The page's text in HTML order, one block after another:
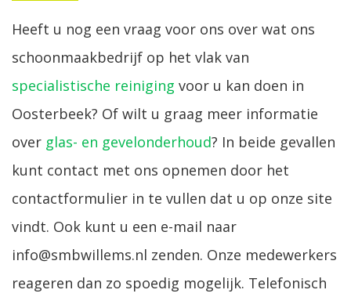
Heeft u nog een vraag voor ons over wat ons
schoonmaakbedrijf op het vlak van
specialistische reiniging voor u kan doen in
Oosterbeek? Of wilt u graag meer informatie
over glas- en gevelonderhoud? In beide gevallen
kunt contact met ons opnemen door het
contactformulier in te vullen dat u op onze site
vindt. Ook kunt u een e-mail naar
info@smbwillems.nl zenden. Onze medewerkers
reageren dan zo spoedig mogelijk. Telefonisch